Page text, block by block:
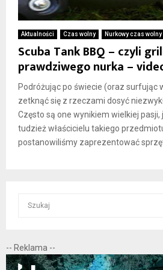
Aktualności Czas wolny Nurkowy czas wolny
Scuba Tank BBQ – czyli
prawdziwego nurka –
Podróżując po świecie (oraz surfując
zetknąć się z rzeczami dosyć
Często są one wynikiem wielkiej
tudzież właścicielu takiego
postanowiliśmy zaprezentować
c
h
-- Reklama --